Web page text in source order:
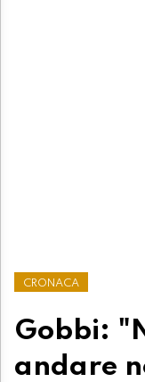
CRONACA
Gobbi:
andare